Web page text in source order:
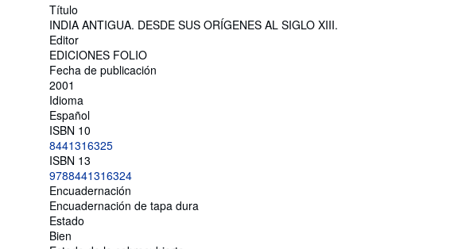
Título
INDIA ANTIGUA. DESDE SUS ORÍGENES AL SIGLO XIII.
Editor
EDICIONES FOLIO
Fecha de publicación
2001
Idioma
Español
ISBN 10
8441316325
ISBN 13
9788441316324
Encuadernación
Encuadernación de tapa dura
Estado
Bien